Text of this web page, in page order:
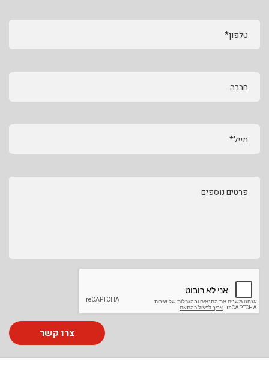
טלפון*
חברה
מייל*
פרטים נוספים
צרו קשר